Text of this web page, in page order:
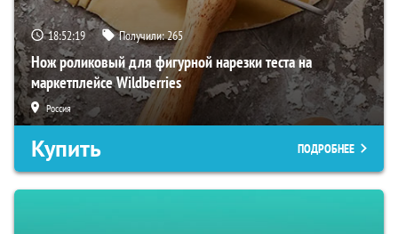
18:52:18 Получили:265
Нож роликовый для фигурной нарезки теста на
маркетплейсе Wildberries
Россия
Купить ПОДРОБНЕЕ